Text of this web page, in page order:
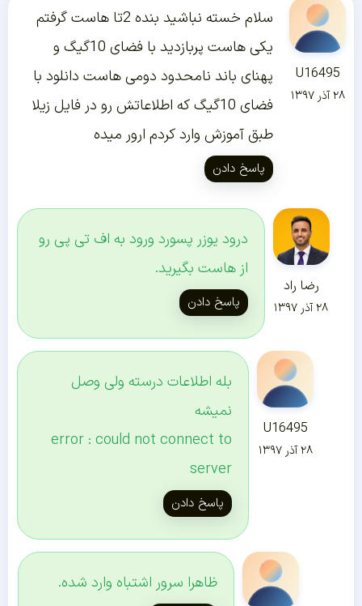
U16495
۲۸ آذر ۱۳۹۷
سلام خسته نباشید بنده 2تا هاست گرفتم
یکی هاست پربازدید با فضای 10گیگ و
پهنای باند نامحدود دومی هاست دانلود با
فضای 10گیگ که اطلاعاتش رو در فایل زیلا
طبق آموزش وارد کردم ارور میده
پاسخ دادن
رضا راد
۲۸ آذر ۱۳۹۷
درود یوزر پسورد ورود به اف تی پی رو
از هاست بگیرید.
پاسخ دادن
U16495
۲۸ آذر ۱۳۹۷
بله اطلاعات درسته ولی وصل
نمیشه
error : could not connect to
server
پاسخ دادن
ظاهرا سرور اشتباه وارد شده.